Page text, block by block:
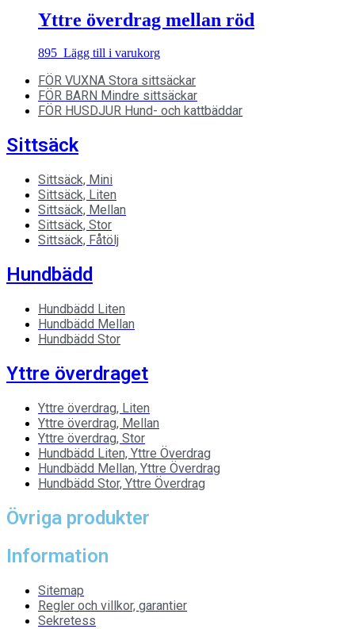
Yttre överdrag mellan röd
895 Lägg till i varukorg
FÖR VUXNA Stora sittsäckar
FÖR BARN Mindre sittsäckar
FÖR HUSDJUR Hund- och kattbäddar
Sittsäck
Sittsäck, Mini
Sittsäck, Liten
Sittsäck, Mellan
Sittsäck, Stor
Sittsäck, Fåtölj
Hundbädd
Hundbädd Liten
Hundbädd Mellan
Hundbädd Stor
Yttre överdraget
Yttre överdrag, Liten
Yttre överdrag, Mellan
Yttre överdrag, Stor
Hundbädd Liten, Yttre Överdrag
Hundbädd Mellan, Yttre Överdrag
Hundbädd Stor, Yttre Överdrag
Övriga produkter
Information
Sitemap
Regler och villkor, garantier
Sekretess